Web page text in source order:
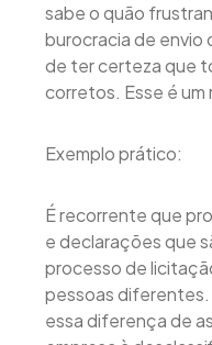
sabe o quão
burocracia de envio
de ter certeza que
corretos. Esse é
Exemplo prático:
É recorrente que
e declarações que
processo de
pessoas
essa diferença de